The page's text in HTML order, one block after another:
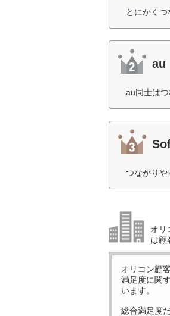
とにかくつ
au
au同士は
つながりや
オリ
は顧
オリコン顧
満足度に関
います。
総合満足度